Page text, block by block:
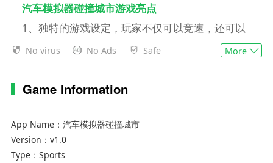
汽车模拟器碰撞城市游戏亮点
1、独特的游戏设定，玩家不仅可以竞速，还可以
参与撞车大赛中
对抗赛
No virus No Ads Safe More
Game Information
App Name： 汽车模拟器碰撞城市
Version： v1.0
Type： Sports